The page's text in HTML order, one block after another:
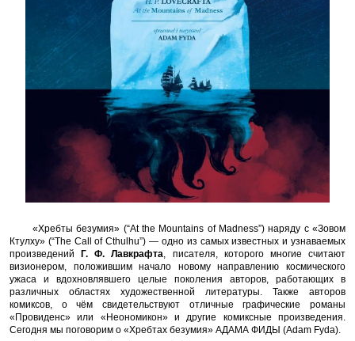
«Хребты безумия» (“At the Mountains of Madness”) наряду с «Зовом
Ктулху» (“The Call of Cthulhu”) — одно из самых известных и узнаваемых
произведений
Г. Ф. Лавкрафта, писателя, которого многие считают
визионером, положившим начало новому направлению космического
ужаса и вдохновлявшего целые поколения авторов, работающих в
различных областях художественной литературы. Также авторов
комиксов, о чём свидетельствуют отличные графические романы
«Провиденс» или «Неономикон» и другие комиксные произведения.
Сегодня мы поговорим о «Хребтах безумия» АДАМА ФИДЫ (Adam Fyda).